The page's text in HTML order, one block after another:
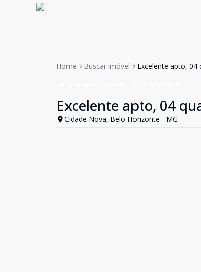
Home Buscar imóvel Excelente apto, 04
Excelente apto, 04
Cidade Nova, Belo Horizonte - MG